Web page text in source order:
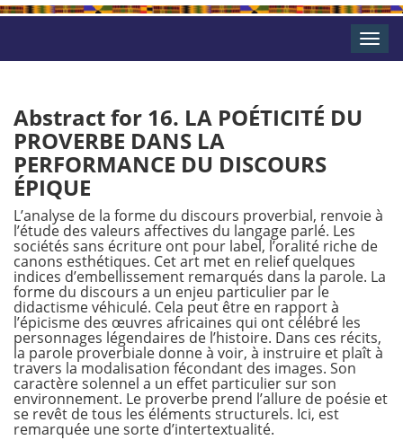
Toggle
Abstract for 16. LA POÉTICITÉ DU
PROVERBE DANS LA
PERFORMANCE DU DISCOURS
ÉPIQUE
L’analyse de la forme du discours proverbial, renvoie à
l’étude des valeurs affectives du langage parlé. Les
sociétés sans écriture ont pour label, l’oralité riche de
canons esthétiques. Cet art met en relief quelques
indices d’embellissement remarqués dans la parole. La
forme du discours a un enjeu particulier par le
didactisme véhiculé. Cela peut être en rapport à
l’épicisme des œuvres africaines qui ont célébré les
personnages légendaires de l’histoire. Dans ces récits,
la parole proverbiale donne à voir, à instruire et plaît à
travers la modalisation fécondant des images. Son
caractère solennel a un effet particulier sur son
environnement. Le proverbe prend l’allure de poésie et
se revêt de tous les éléments structurels. Ici, est
remarquée une sorte d’intertextualité.